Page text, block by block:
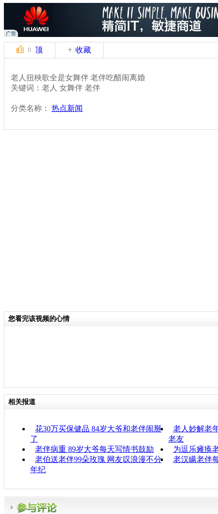
0 顶 收藏
老人扭秧歌全是女舞伴 老伴吃醋闹离婚
关键词：老人 女舞伴 老伴
分类名称： 热点新闻
您看完该视频的心情
相关报道
花30万买保健品 84岁大爷和老伴闹掰
了
老人妙解老
老友
老伴病重 89岁大爷每天写情书鼓励
为逗乐瘫痪
老伯送老伴99朵玫瑰 网友叹浪漫不分
年纪
老汉瞒老伴